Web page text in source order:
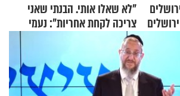
"לא שאלו אותי. הבנתי שאני
צריכה לקחת אחריות": נעמי
בנט בריאיון אישי